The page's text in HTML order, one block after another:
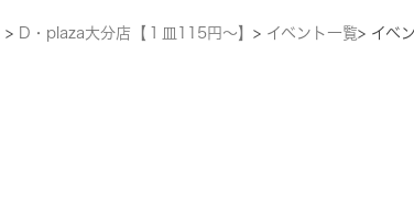
> D・plaza大分店【１皿115円～】 > イベント一覧> イベ